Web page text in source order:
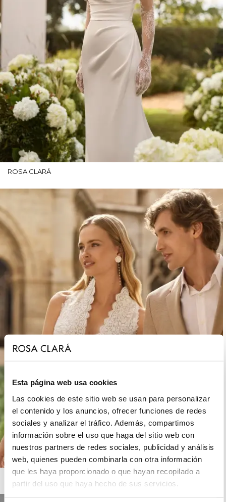
Esta página web usa cookies
Las cookies de este sitio web se usan para personalizar
el contenido y los anuncios, ofrecer funciones de redes
sociales y analizar el tráfico. Además, compartimos
información sobre el uso que haga del sitio web con
nuestros partners de redes sociales, publicidad y análisis
web, quienes pueden combinarla con otra información
que les haya proporcionado o que hayan recopilado a
partir del uso que haya hecho de sus servicios.
ROSA CLARÁ
ROSA CLARÁ BOHEME